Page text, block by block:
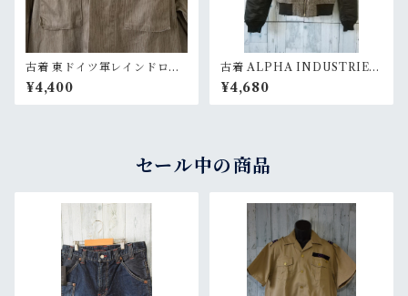
古着 東ドイツ軍レインドロッ
プカモジャケット M52 Rank
B
¥4,400
古着 ALPHA INDUSTRIES
（アルファ・インダストリー
ズ） MA-1 フライトジャケッ
ト RankB
¥4,680
セール中の商品